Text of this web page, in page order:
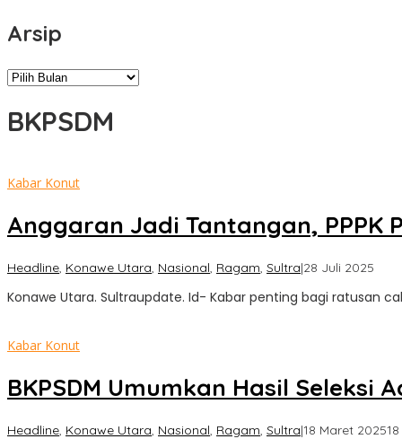
Arsip
Arsip
BKPSDM
Kabar Konut
Anggaran Jadi Tantangan, PPPK
Headline, Konawe Utara, Nasional, Ragam, Sultra|28 Juli 2025
Konawe Utara. Sultraupdate. Id- Kabar penting bagi ratusan
Kabar Konut
BKPSDM Umumkan Hasil Seleksi
Headline, Konawe Utara, Nasional, Ragam, Sultra|18 Maret 2025